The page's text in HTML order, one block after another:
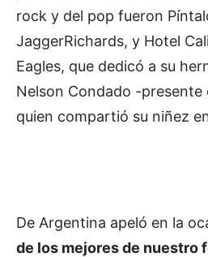
rock y del pop fueron
JaggerRichards, y Hotel
Eagles, que dedicó a su
Nelson Condado -presente
quien compartió su niñez
De Argentina apeló en la
de los mejores de nuestro